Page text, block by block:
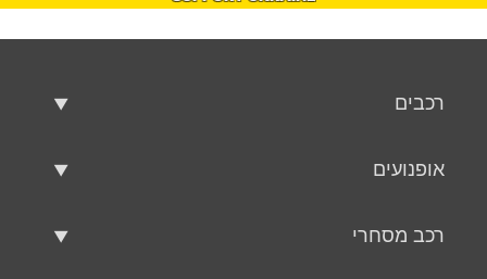
רכבים
אופנועים
רכב מסחרי